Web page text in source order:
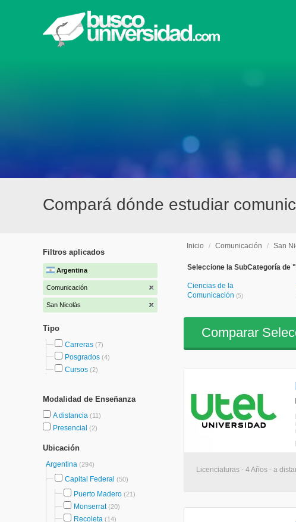
Compará dónde estudiar
Filtros aplicados
Argentina
Comunicación
San Nicolás
Tipo
Carreras (7)
Posgrados (4)
Cursos (2)
Modalidad de Enseñanza
A distancia (11)
Presencial (2)
Ubicación
Argentina (294)
Capital Federal (50)
Puerto Madero (21)
Monserrat(20)
Recoleta (14)
Inicio / Comunicación / San
Seleccione la SubCategoría de
Ciencias de la
Comunicación (5)
Comparar
Licenciaturas - 4 Años - a